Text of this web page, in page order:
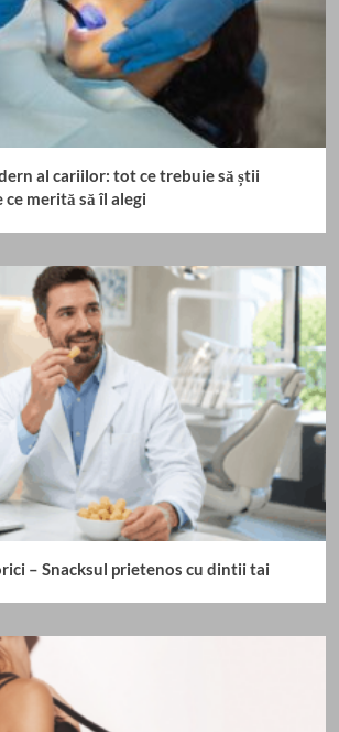
al cariilor: tot ce trebuie să știi
ce merită să îl alegi
– Snacksul prietenos cu dintii tai